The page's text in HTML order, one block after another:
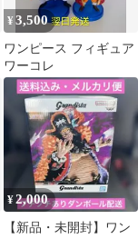
¥3,500
ワンピース フィギュア
ワーコレ
¥2,000
【新品・未開封】ワン